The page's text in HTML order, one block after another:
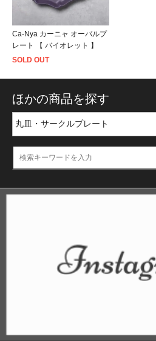
Ca-Nya カーニャ オーバルプ
レート 【 バイオレット 】
SOLD OUT
ほかの商品を探す